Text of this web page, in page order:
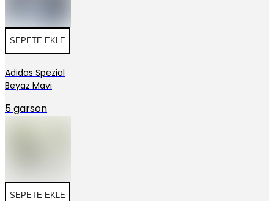
SEPETE EKLE
Adidas Spezial
Beyaz Mavi
5 garson
SEPETE EKLE